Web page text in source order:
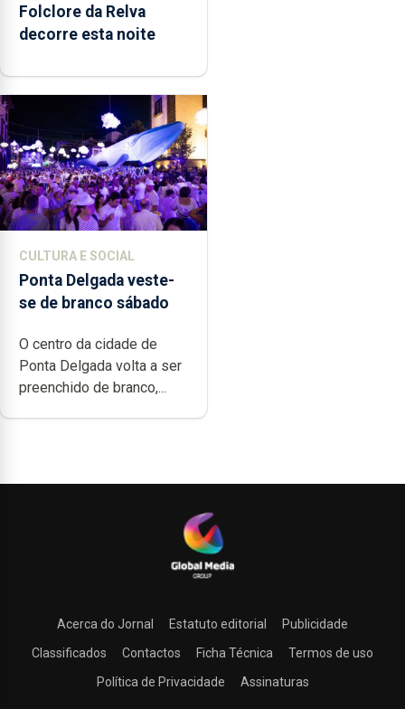
Folclore da Relva
decorre esta noite
CULTURA E SOCIAL
Ponta Delgada veste-
se de branco sábado
O centro da cidade de
Ponta Delgada volta a ser
preenchido de branco,...
Acerca do Jornal Estatuto editorial
Publicidade
Classificados
Contactos Ficha Técnica
Termos de uso
Política de Privacidade
Assinaturas